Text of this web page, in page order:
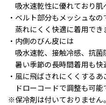
吸水速乾性に優れており肌
・ベルト部分もメッシュなの
蒸れにくく快適に着用でき
・内側のびん皮には
吸水速乾、接触冷感、抗菌
暑い季節の長時間着用も快
・風に飛ばされにくくするあ
ドローコードで調整も可能
※保冷剤は付いておりません。